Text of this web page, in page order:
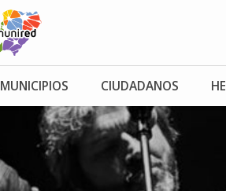
MUNICIPIOS CIUDADANOS